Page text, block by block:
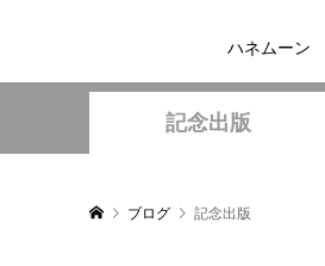
ハネムーン
記念出版
ブログ 記念出版